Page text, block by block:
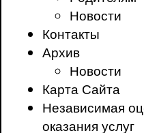
Новости
Контакты
Архив
Новости
Карта Сайта
Независимая
оказания услуг